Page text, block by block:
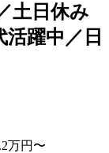
土日休み
活躍中／日
万円〜